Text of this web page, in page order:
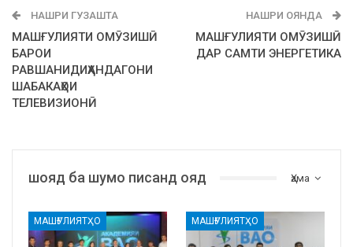
НАШРИ ГУЗАШТА
МАШҒУЛИЯТИ ОМӮЗИШӢ
БАРОИ
РАВШАНИДИҲАНДАГОНИ
ШАБАКАҲОИ
ТЕЛЕВИЗИОНӢ
НАШРИ ОЯНДА
МАШҒУЛИЯТИ ОМӮЗИШӢ
ДАР САМТИ ЭНЕРГЕТИКА
Ҳама
шояд ба шумо писанд ояд
МАШҒУЛИЯТҲО МАШҒУЛИЯТҲО